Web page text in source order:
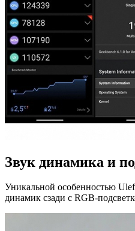
Звук динамика и
Уникальной особенностью
динамик сзади с RGB-